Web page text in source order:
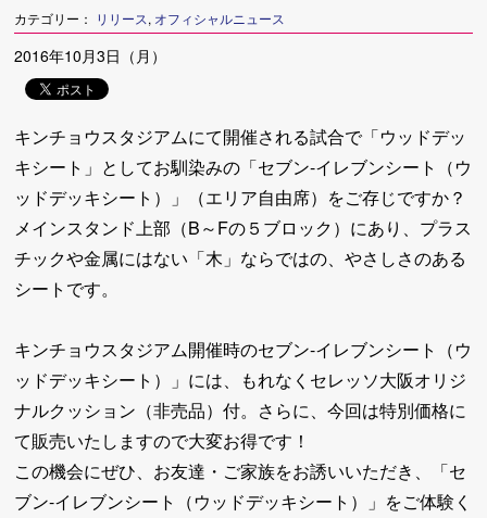
カテゴリー： リリース, オフィシャルニュース
2016年10月3日（月）
キンチョウスタジアムにて開催される試合で「ウッドデッ
キシート」としてお馴染みの「セブン-イレブンシート（ウ
ッドデッキシート）」（エリア自由席）をご存じですか？
メインスタンド上部（B～Fの５ブロック）にあり、プラス
チックや金属にはない「木」ならではの、やさしさのある
シートです。
キンチョウスタジアム開催時のセブン-イレブンシート（ウ
ッドデッキシート）」には、もれなくセレッソ大阪オリジ
ナルクッション（非売品）付。さらに、今回は特別価格に
て販売いたしますので大変お得です！
この機会にぜひ、お友達・ご家族をお誘いいただき、「セ
ブン-イレブンシート（ウッドデッキシート）」をご体験く